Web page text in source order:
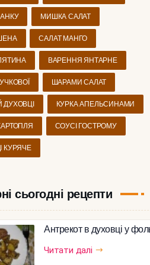
МИШКА САЛАТ
САЛАТ МАНГО
ВАРЕННЯ ЯНТАРНЕ
ШАРАМИ САЛАТ
КУРКА АПЕЛЬСИНАМИ
СОУСІ ГОСТРОМУ
КУРЯЧЕ
сьогодні рецепти
Антрекот в духовці у
Читати далі